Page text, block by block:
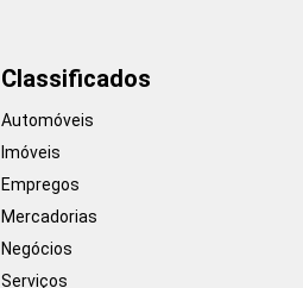
Classificados
Automóveis
Imóveis
Empregos
Mercadorias
Negócios
Serviços